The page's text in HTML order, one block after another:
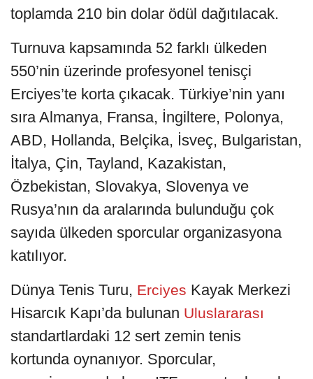
toplamda 210 bin dolar ödül dağıtılacak.
Turnuva kapsamında 52 farklı ülkeden
550’nin üzerinde profesyonel tenisçi
Erciyes’te korta çıkacak. Türkiye’nin yanı
sıra Almanya, Fransa, İngiltere, Polonya,
ABD, Hollanda, Belçika, İsveç, Bulgaristan,
İtalya, Çin, Tayland, Kazakistan,
Özbekistan, Slovakya, Slovenya ve
Rusya’nın da aralarında bulunduğu çok
sayıda ülkeden sporcular organizasyona
katılıyor.
Dünya Tenis Turu, Erciyes Kayak Merkezi
Hisarcık Kapı’da bulunan Uluslararası
standartlardaki 12 sert zemin tenis
kortunda oynanıyor. Sporcular,